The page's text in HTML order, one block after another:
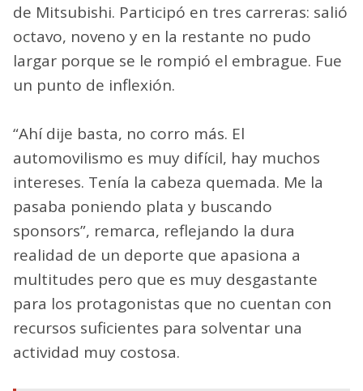
de Mitsubishi. Participó en tres carreras: salió
octavo, noveno y en la restante no pudo
largar porque se le rompió el embrague. Fue
un punto de inflexión.
“Ahí dije basta, no corro más. El
automovilismo es muy difícil, hay muchos
intereses. Tenía la cabeza quemada. Me la
pasaba poniendo plata y buscando
sponsors”, remarca, reflejando la dura
realidad de un deporte que apasiona a
multitudes pero que es muy desgastante
para los protagonistas que no cuentan con
recursos suficientes para solventar una
actividad muy costosa.